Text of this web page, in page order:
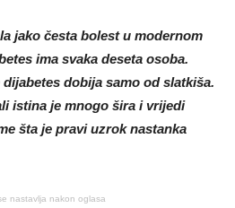
jako česta bolest u modernom
ima svaka deseta osoba.
dobija samo od slatkiša.
istina je mnogo šira i vrijedi
šta je pravi uzrok nastanka
nastavlja nakon oglasa